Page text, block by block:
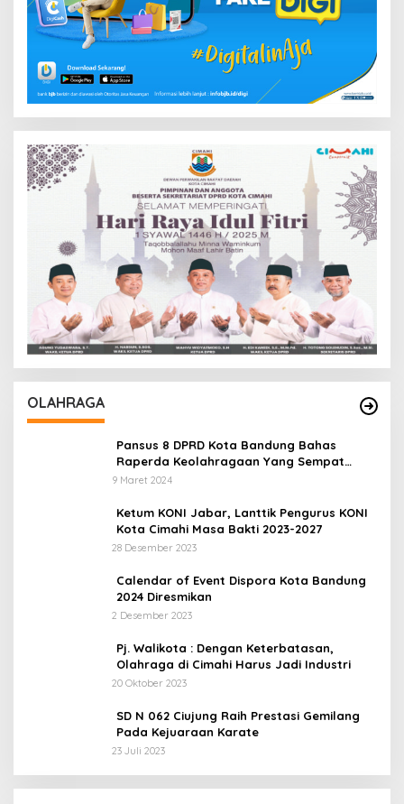
OLAHRAGA
Pansus 8 DPRD Kota Bandung Bahas
Raperda Keolahragaan Yang Sempat
Tertunda
9 Maret 2024
Ketum KONI Jabar, Lanttik Pengurus KONI
Kota Cimahi Masa Bakti 2023-2027
28 Desember 2023
Calendar of Event Dispora Kota Bandung
2024 Diresmikan
2 Desember 2023
Pj. Walikota : Dengan Keterbatasan,
Olahraga di Cimahi Harus Jadi Industri
20 Oktober 2023
SD N 062 Ciujung Raih Prestasi Gemilang
Pada Kejuaraan Karate
23 Juli 2023